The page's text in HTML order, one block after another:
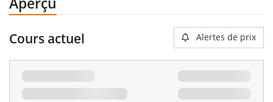
Cours actuel Alertes de prix